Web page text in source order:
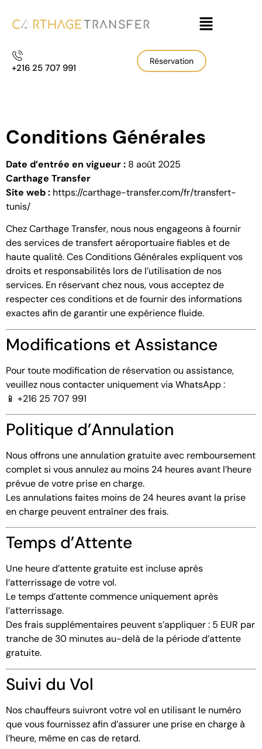
+216 25 707 991
Réservation
Conditions Générales
Date d’entrée en vigueur : 8 août 2025
Carthage Transfer
Site web : https://carthage-transfer.com/fr/transfert-
tunis/
ChezCarthage Transfer, nous nous engageons à fournir
des services de transfert aéroportuaire fiables et de
haute qualité. Ces Conditions Générales expliquent vos
droits et responsabilités lors de l’utilisation de nos
services. En réservant chez nous, vous acceptez de
respecter ces conditions et de fournir des informations
exactes afin de garantir une expérience fluide.
Modifications et Assistance
Pour toute modification de réservation ou assistance,
veuillez nous contacter uniquement via WhatsApp :
📱 +216 25 707 991
Politique d’Annulation
Nous offrons une annulation gratuite avec remboursement
complet si vous annulez au moins 24 heures avant l’heure
prévue de votre prise en charge.
Les annulations faites moins de 24 heures avant la prise
en charge peuvent entraîner des frais.
Temps d’Attente
Une heure d’attente gratuite est incluse après
l’atterrissage de votre vol.
Le temps d’attente commence uniquement après
l’atterrissage.
Des frais supplémentaires peuvent s’appliquer : 5 EUR par
tranche de 30 minutes au-delà de la période d’attente
gratuite.
Suivi du Vol
Nos chauffeurs suivront votre vol en utilisant le numéro
que vous fournissez afin d’assurer une prise en charge à
l’heure, même en cas de retard.